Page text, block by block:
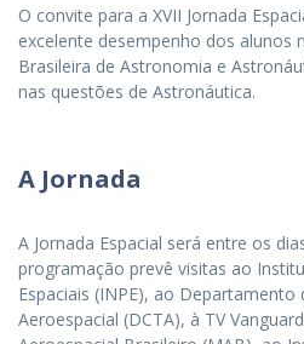
O convite para a XVII Jornada
excelente desempenho dos alunos
Brasileira de Astronomia e
nas questões de Astronáutica.
A Jornada
A Jornada Espacial será entre os
programação prevê visitas ao
Espaciais (INPE), ao Departamento
Aeroespacial (DCTA), à TV